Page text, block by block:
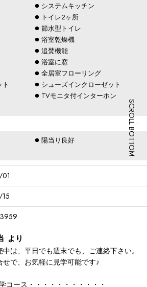
システムキッチン
トイレ2ヶ所
節水型トイレ
浴室乾燥機
追焚機能
浴室に窓
全居室フローリング
シューズインクローゼット
TVモニタ付インターホン
陽当り良好
より
は、平日でも週末でも、ご連絡下さい。
せで、お気軽に見学可能です♪
コース・・・・・・・・・・・
SCROLL BOTTOM